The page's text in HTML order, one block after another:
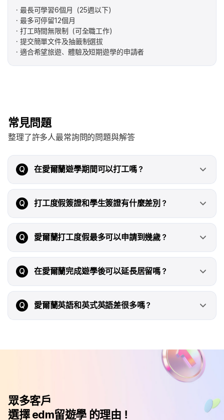
最長可學習6個月（25週以下）
最多可停留12個月
打工時間無限制（可全職工作）
提交簡單文件及抽籤制選拔
適合希望旅遊、體驗及短期遊學的申請者
常見問題
整理了許多人最常詢問的問題與解答
Q 在愛爾蘭遊學期間可以打工嗎？
Q 打工度假簽證和學生簽證有什麼差別？
Q 愛爾蘭打工度假最多可以申請到幾歲？
Q 在愛爾蘭完成遊學後可以延長居留嗎？
Q 愛爾蘭英語和英式英語差很多嗎？
眾多客戶
選擇 edm留遊學 的理由！